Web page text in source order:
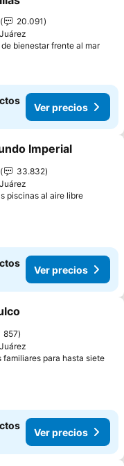
20.091
bienestar frente al marVer
Ver precios
a favoritos
Imperial
33.832
piscinas al aire libreVer
Ver precios
a favoritos
857
familiares para hasta siete
Ver precios